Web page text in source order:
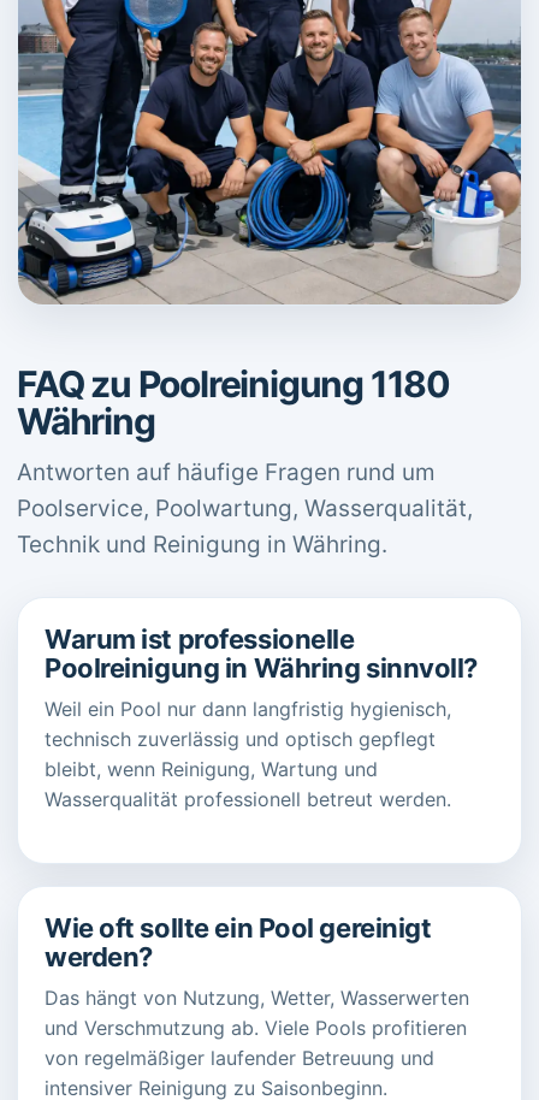
FAQ zu Poolreinigung 1180
Währing
Antworten auf häufige Fragen rund um
Poolservice, Poolwartung, Wasserqualität,
Technik und Reinigung in Währing.
Warum ist professionelle
Poolreinigung in Währing sinnvoll?
Weil ein Pool nur dann langfristig hygienisch,
technisch zuverlässig und optisch gepflegt
bleibt, wenn Reinigung, Wartung und
Wasserqualität professionell betreut werden.
Wie oft sollte ein Pool gereinigt
werden?
Das hängt von Nutzung, Wetter, Wasserwerten
und Verschmutzung ab. Viele Pools profitieren
von regelmäßiger laufender Betreuung und
intensiver Reinigung zu Saisonbeginn.